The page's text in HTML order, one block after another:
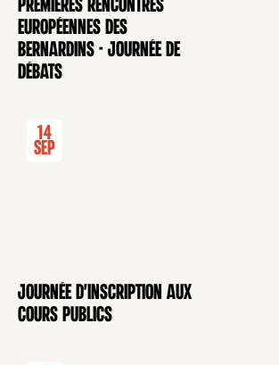
CONFÉRENCE
Premières rencontres
européennes des
Bernardins - Journée de
débats
CONFÉRENCE
14
Sep
Journée d'inscription aux
cours publics